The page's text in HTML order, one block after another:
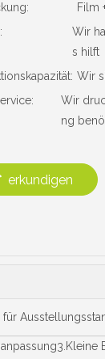
Film
Wir
s hilft
Wir
Wir
ng
erkundigen